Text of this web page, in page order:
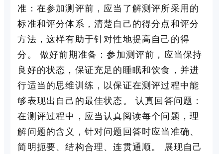
准：在参加测评前，应当了解测评所采用的
标准和评分体系，清楚自己的得分点和评分
方法，这样有助于针对性地提高自己的得
分。 做好前期准备：参加测评前，应当保持
良好的状态，保证充足的睡眠和饮食，并进
行适当的思维训练，以保证在测评过程中能
够表现出自己的最佳状态。 认真回答问题：
在测评过程中，应当认真阅读每个问题，理
解问题的含义，针对问题回答时应当准确、
简明扼要、结构合理、连贯通顺。 展现自己